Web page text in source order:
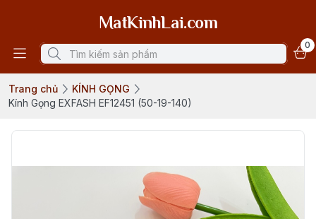
MatKinhLai.com
0
Trang chủ
KÍNH GỌNG
Kính Gọng EXFASH EF12451 (50-19-140)